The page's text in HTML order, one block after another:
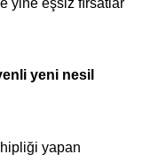
yine eşsiz fırsatlar
yeni nesil
yapan